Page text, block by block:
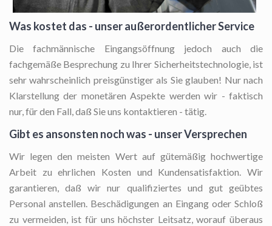
Was kostet das - unser außerordentlicher Service
Die fachmännische Eingangsöffnungjedoch auch die
fachgemäße Besprechung zu Ihrer Sicherheitstechnologie, ist
sehr wahrscheinlich preisgünstiger als Sie glauben! Nur nach
Klarstellung der monetären Aspekte werden wir - faktisch
nur, für den Fall, daß Sie uns kontaktieren - tätig.
Gibt es ansonsten noch was - unser Versprechen
Wir legen den meisten Wert auf gütemäßig hochwertige
Arbeit zu ehrlichen Kosten und Kundensatisfaktion. Wir
garantieren, daß wir nur qualifiziertes und gut geübtes
Personal anstellen. Beschädigungen an Eingang oder Schloß
zu vermeiden, ist für uns höchster Leitsatz, worauf überaus